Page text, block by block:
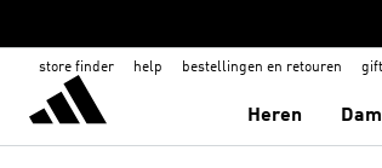
store finder help bestellingen en retouren
Heren